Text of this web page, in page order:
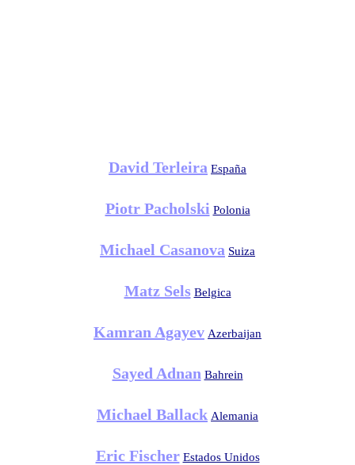
David Terleira España
Piotr Pacholski Polonia
Michael Casanova Suiza
Matz Sels Belgica
Kamran Agayev Azerbaijan
Sayed Adnan Bahrein
Michael Ballack Alemania
Eric Fischer Estados Unidos